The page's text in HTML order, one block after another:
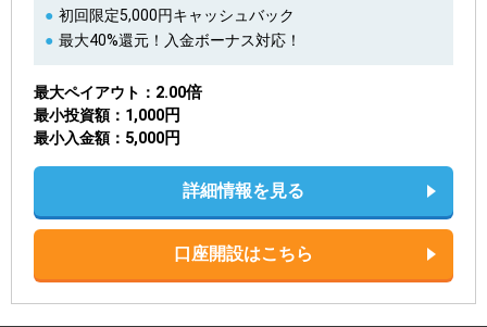
初回限定5,000円キャッシュバック
最大40%還元！入金ボーナス対応！
最大ペイアウト 2.00倍
最小投資額 1,000円
最小入金額 5,000円
詳細情報を見る
口座開設はこちら